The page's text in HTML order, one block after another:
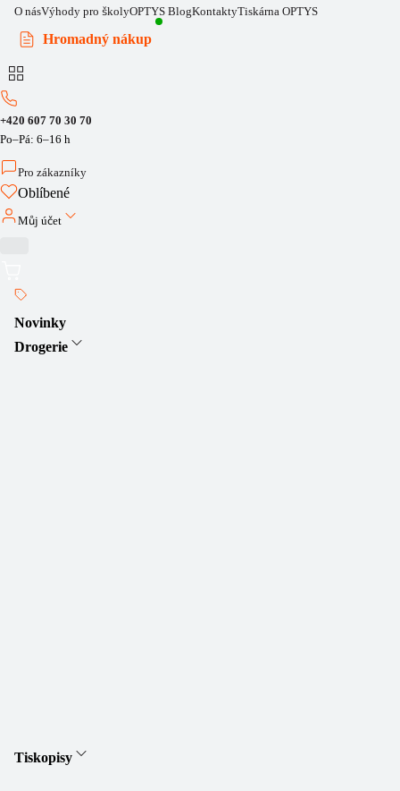
O násVýhody pro školyOPTYS BlogKontaktyTiskárna OPTYS
Hromadný nákup
+420 607 70 30 70
Po–Pá: 6–16 h
Pro zákazníky
Oblíbené
Můj účet
Novinky
Drogerie
Tiskopisy